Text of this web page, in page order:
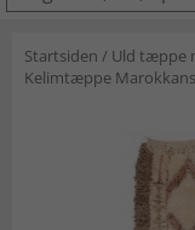
Startsiden / Uld tæppe
Kelimtæppe